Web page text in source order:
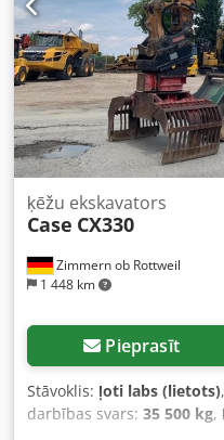
Zimmern ob Rottweil
1 448 km
ķēžu ekskavators
Case CX330
Pieprasīt
Stāvoklis: ļoti labs (lietots)
darbības svars: 35 500 kg,
,